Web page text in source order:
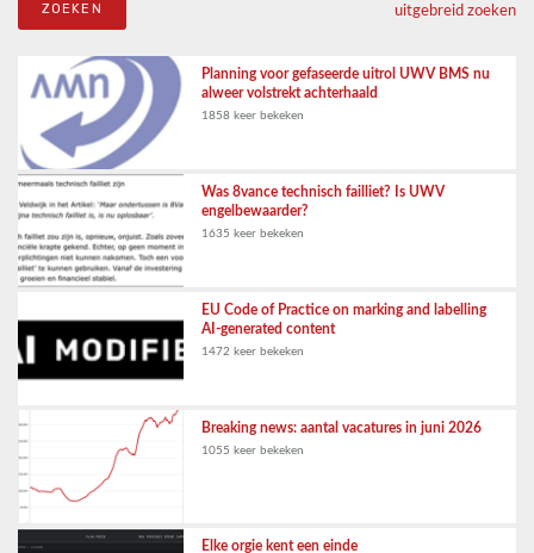
uitgebreid zoeken
Planning voor gefaseerde uitrol UWV BMS nu
alweer volstrekt achterhaald
1858 keer bekeken
Was 8vance technisch failliet? Is UWV
engelbewaarder?
1635 keer bekeken
EU Code of Practice on marking and labelling
AI-generated content
1472 keer bekeken
Breaking news: aantal vacatures in juni 2026
1055 keer bekeken
Elke orgie kent een einde